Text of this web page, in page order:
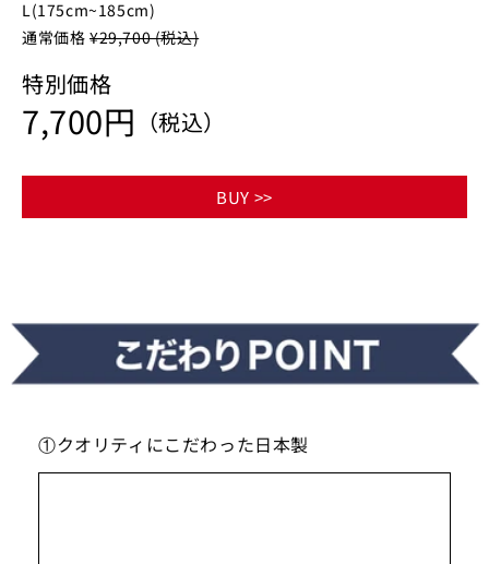
L(175cm~185cm)
通常価格 ¥29,700 (税込)
特別価格
7,700円 （税込）
BUY >>
①クオリティにこだわった日本製